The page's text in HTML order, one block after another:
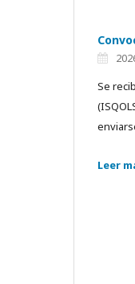
Se
Leer